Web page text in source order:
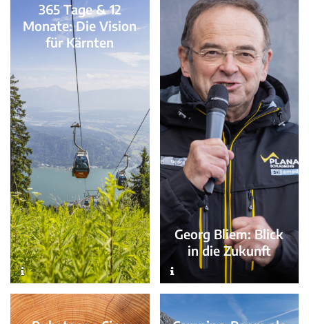
365 Tage & 12
Monate: Die Vision
für Kärnten
Georg Bliem: Blick
in die Zukunft